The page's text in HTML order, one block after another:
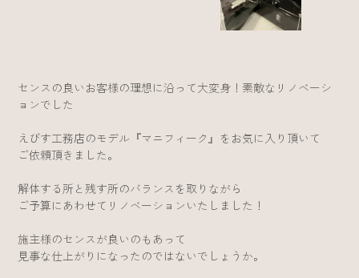
センスの良いお客様の理想に沿って大変身！素敵なリノベーシ
ョンでした
えびす工務店のモデル『マニフィーク』をお気に入り頂いて
ご依頼頂きました。
解体する所と残す所のバランスを取りながら
ご予算にあわせてリノベーションいたしました！
施主様のセンスが良いのもあって
見事な仕上がりになったのではないでしょうか。